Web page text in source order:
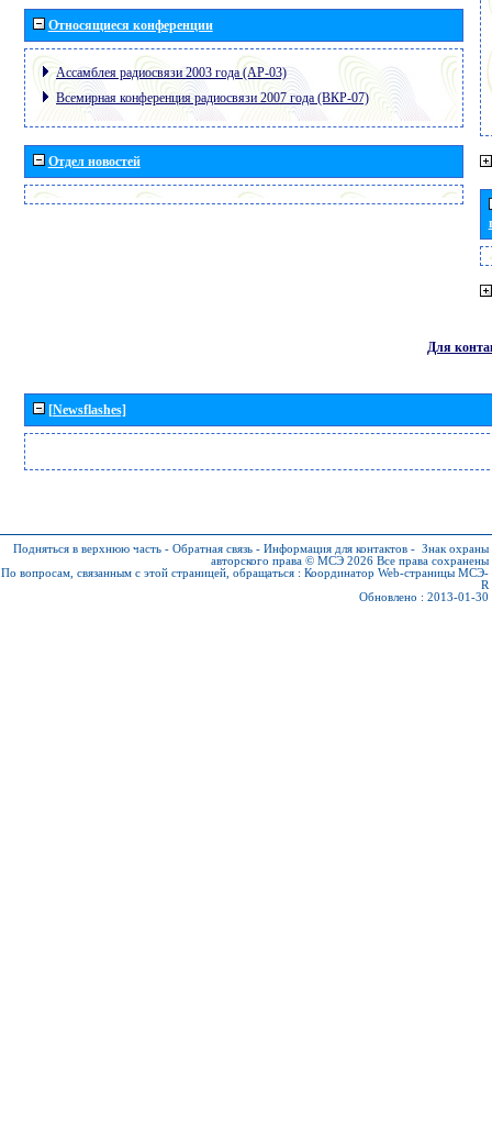
Относящиеся конференции
Ассамблея радиосвязи 2003 года (АР-03)
Всемирная конференция радиосвязи 2007 года (ВКР-07)
Отдел новостей
Для
[Newsflashes]
Подняться в верхнюю часть - Обратная связь - Информация для контактов - Знак охраны
авторского права © МСЭ 2026 Все права сохранены
По вопросам, связанным с этой страницей, обращаться : Координатор Web-страницы МСЭ-
R
Обновлено : 2013-01-30